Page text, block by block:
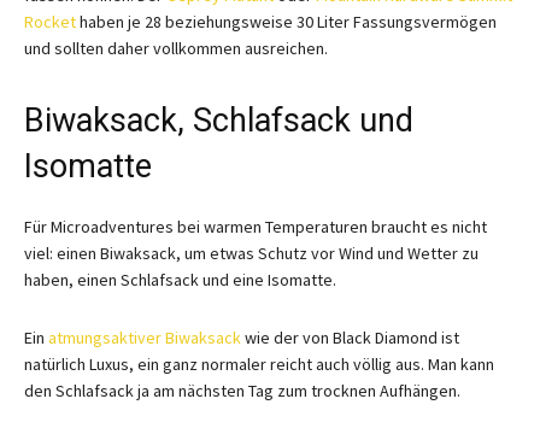
Rockethaben je 28 beziehungsweise 30 Liter Fassungsvermögen
und sollten daher vollkommen ausreichen.
Biwaksack, Schlafsack und
Isomatte
Für Microadventures bei warmen Temperaturen braucht es nicht
viel: einen Biwaksack, um etwas Schutz vor Wind und Wetter zu
haben, einen Schlafsack und eine Isomatte.
Ein atmungsaktiver Biwaksackwie der von Black Diamond ist
natürlich Luxus, ein ganz normaler reicht auch völlig aus. Man kann
den Schlafsack ja am nächsten Tag zum trocknen Aufhängen.